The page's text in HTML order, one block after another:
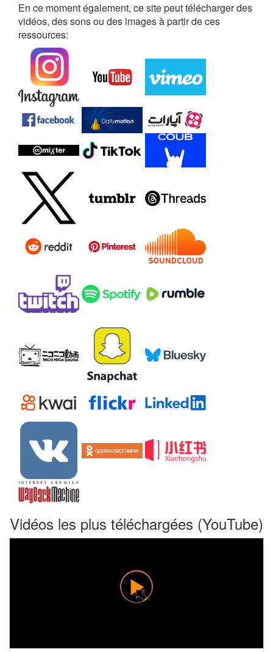
En ce moment également, ce site peut télécharger des
vidéos, des sons ou des images à partir de ces
ressources:
Vidéos les plus téléchargées (YouTube)